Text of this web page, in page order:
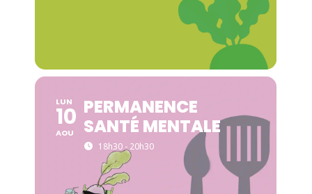
LUN
10
AOU
PERMANENCE
SANTÉ MENTALE
18h30 - 20h30